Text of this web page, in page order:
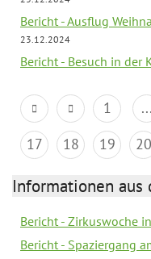
Bericht - Ausflug
23.12.2024
Bericht - Besuch in der
1 ...
17
18 19 20
Informationen aus
Bericht - Zirkuswoche
Bericht - Spaziergang